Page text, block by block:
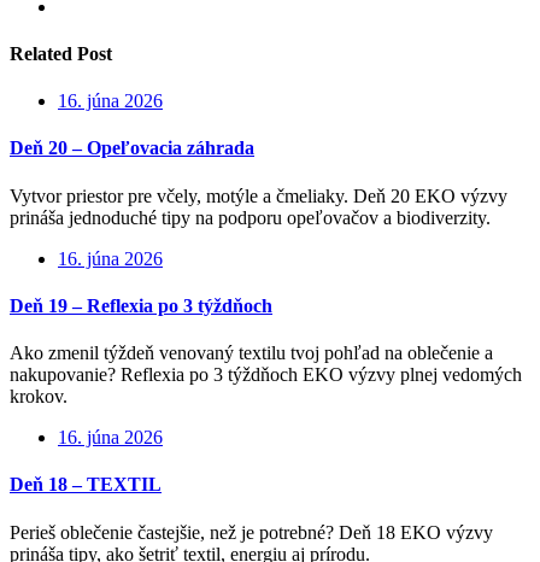
Related Post
16. júna 2026
Deň 20 – Opeľovacia záhrada
Vytvor priestor pre včely, motýle a čmeliaky. Deň 20 EKO výzvy
prináša jednoduché tipy na podporu opeľovačov a biodiverzity.
16. júna 2026
Deň 19 – Reflexia po 3 týždňoch
Ako zmenil týždeň venovaný textilu tvoj pohľad na oblečenie a
nakupovanie? Reflexia po 3 týždňoch EKO výzvy plnej vedomých
krokov.
16. júna 2026
Deň 18 – TEXTIL
Perieš oblečenie častejšie, než je potrebné? Deň 18 EKO výzvy
prináša tipy, ako šetriť textil, energiu aj prírodu.